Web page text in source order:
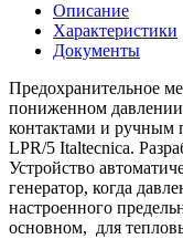
Описание
Характеристики
Документы
Предохранительное
пониженном
контактами и ручным
LPR/5 Italtecnica.
Устройство
генератор, когда
настроенного
основном, для